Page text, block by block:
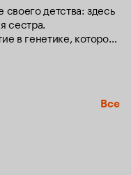
своего детства: здесь
сестра.
в генетике, которое
своим желаниям.
Анне
Все